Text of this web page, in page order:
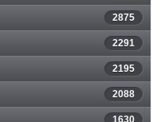
2875
2291
2195
2088
1630